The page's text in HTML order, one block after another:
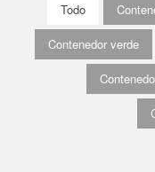
Todo
Contenedor verde